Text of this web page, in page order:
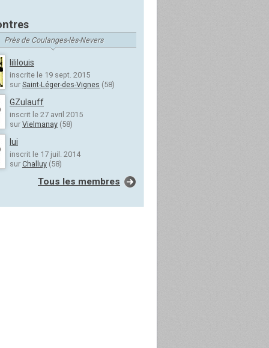
Près de Coulanges-lès-Nevers
lililouis
inscrite le 19 sept. 2015
sur Saint-Léger-des-Vignes (58)
GZulauff
inscrit le 27 avril 2015
sur Vielmanay (58)
lui
inscrit le 17 juil. 2014
sur Challuy (58)
Tous les membres